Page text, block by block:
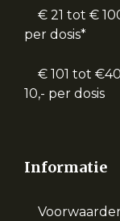
€ 21 tot €
per dosis*
€ 101 tot
10,- per dosis
Informatie